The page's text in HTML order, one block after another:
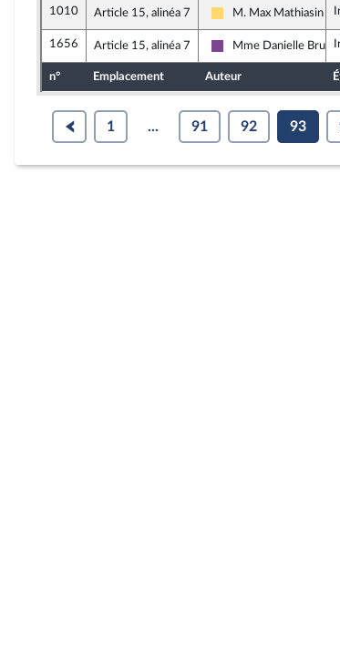
1010 Article 15, alinéa 7
Libertés,
M. Max Mathiasin
1656 Article 15, alinéa 7
Ensemble pour la
Mme Danielle
n° Emplacement Auteur
1 ... 91 92 93